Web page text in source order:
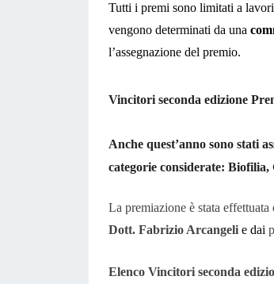
Tutti i premi sono limitati a
vengono determinati da una
l’assegnazione del premio.
Vincitori seconda edizione
Anche quest’anno sono stati
categorie considerate: Biofilia,
La premiazione è stata
Dott. Fabrizio Arcangeli e dai
Elenco Vincitori seconda